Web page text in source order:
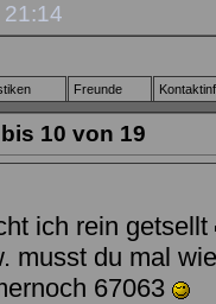
21:14
Freunde
10 von 19
ich rein getsellt
musst du mal
67063